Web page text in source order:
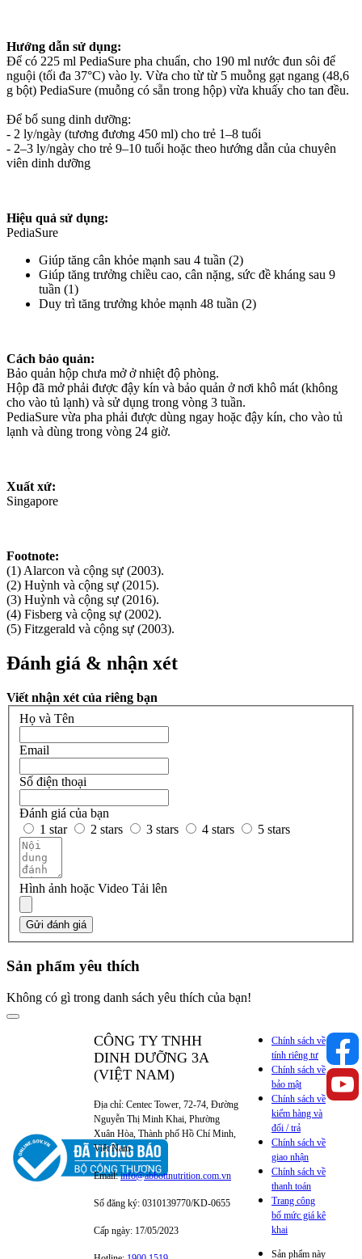
Hướng dẫn sử dụng:
Để có 225 ml PediaSure pha chuẩn, cho 190 ml nước đun sôi để
nguội (tối đa 37°C) vào ly. Vừa cho từ từ 5 muỗng gạt ngang (48,6
g bột) PediaSure (muỗng có sẵn trong hộp) vừa khuấy cho tan đều.
Để bổ sung dinh dưỡng:
- 2 ly/ngày (tương đương 450 ml) cho trẻ 1–8 tuổi
- 2–3 ly/ngày cho trẻ 9–10 tuổi hoặc theo hướng dẫn của chuyên
viên dinh dưỡng
Hiệu quả sử dụng:
PediaSure
Giúp tăng cân khỏe mạnh sau 4 tuần (2)
Giúp tăng trưởng chiều cao, cân nặng, sức đề kháng sau 9
tuần (1)
Duy trì tăng trưởng khỏe mạnh 48 tuần (2)
Cách bảo quản:
Bảo quản hộp chưa mở ở nhiệt độ phòng.
Hộp đã mở phải được đậy kín và bảo quản ở nơi khô mát (không
cho vào tủ lạnh) và sử dụng trong vòng 3 tuần.
PediaSure vừa pha phải được dùng ngay hoặc đậy kín, cho vào tủ
lạnh và dùng trong vòng 24 giờ.
Xuất xứ:
Singapore
Footnote:
(1) Alarcon và cộng sự (2003).
(2) Huỳnh và cộng sự (2015).
(3) Huỳnh và cộng sự (2016).
(4) Fisberg và cộng sự (2002).
(5) Fitzgerald và cộng sự (2003).
Đánh giá & nhận xét
Viết nhận xét của riêng bạn
Họ và Tên
Email
Số điện thoại
Đánh giá của bạn
1 star
2 stars 3 stars 4 stars 5 stars
Hình ảnh hoặc Video Tải lên
Gửi đánh giá
Sản phẩm yêu thích
Không có gì trong danh sách yêu thích của bạn!
CÔNG TY TNHH
DINH DƯỠNG 3A
(VIỆT NAM)
Địa chỉ: Centec Tower, 72-74, Đường
Nguyễn Thị Minh Khai, Phường
Xuân Hòa, Thành phố Hồ Chí Minh,
Việt Nam
Email:info@abbottnutrition.com.vn
Số đăng ký: 0310139770/KD-0655
Cấp ngày: 17/05/2023
Chính sách về
tính riêng tư
Chính sách về
bảo mật
Chính sách về
kiểm hàng và
đổi / trả
Chính sách về
giao nhận
Chính sách về
thanh toán
Trang công
bố mức giá kê
khai
Sản phẩm này